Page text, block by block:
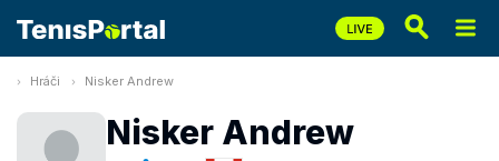
Hráči Nisker Andrew
Nisker Andrew